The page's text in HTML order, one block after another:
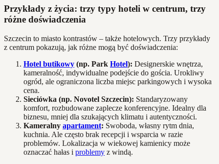
Przykłady z życia: trzy typy hoteli w centrum, trzy
różne doświadczenia
Szczecin to miasto kontrastów – także hotelowych. Trzy przykłady
z centrum pokazują, jak różne mogą być doświadczenia:
Hotel butikowy (np. Park Hotel): Designerskie wnętrza,
kameralność, indywidualne podejście do gościa. Urokliwy
ogród, ale ograniczona liczba miejsc parkingowych i wysoka
cena.
Sieciówka (np. Novotel Szczecin): Standaryzowany
komfort, rozbudowane zaplecze konferencyjne. Idealny dla
biznesu, mniej dla szukających klimatu i autentyczności.
Kameralny apartament: Swoboda, własny rytm dnia,
kuchnia. Ale często brak recepcji i wsparcia w razie
problemów. Lokalizacja w wiekowej kamienicy może
oznaczać hałas i problemy z windą.